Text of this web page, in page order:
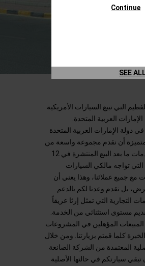
Continue
SEE
التي تبيع السيارات الأمريكية
العربية المتحدة.
الإمارات العربية المتحدة
أن نقدم مجموعة واسعة من
أنواع السيارات والمركبات بالإضافة إلى أحدث مرافق المبيعات وخدمات ما بعد البيع المنتشرة في 12
تواجه مالكي السيارات
جميع عملائنا، وهذا يعني أن
بل نقدم وعدنا لكم بالدعم
التجارية التي تمثل إرثا عريقاً
مستوى استثنائي من الخدمة.
المؤهلين في المشروعات
كلما قمتم بزيارتنا. ومن خلال
المعتمدة من الشركة الصانعة
سيارتكم في حالتها الأصلية